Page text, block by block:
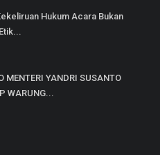
Hukum Acara Bukan
MENTERI YANDRI SUSANTO
WARUNG...